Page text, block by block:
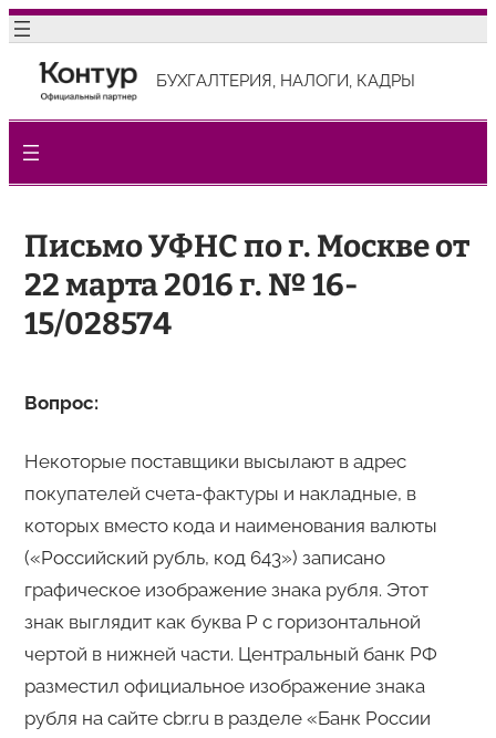
Перейти
содержимому
БУХГАЛТЕРИЯ, НАЛОГИ, КАДРЫ
Письмо УФНС по г. Москве от
22 марта 2016 г. № 16-
15/028574
Вопрос:
Некоторые поставщики высылают в адрес
покупателей счета-фактуры и накладные, в
которых вместо кода и наименования валюты
(«Российский рубль, код 643») записано
графическое изображение знака рубля. Этот
знак выглядит как буква Р с горизонтальной
чертой в нижней части. Центральный банк РФ
разместил официальное изображение знака
рубля на сайте cbr.ru в разделе «Банк России